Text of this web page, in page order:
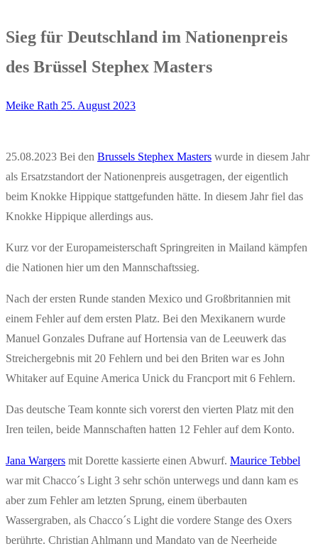
Sieg für Deutschland im Nationenpreis
des Brüssel Stephex Masters
Meike Rath 25. August 2023
25.08.2023 Bei den Brussels Stephex Masters wurde in diesem Jahr
als Ersatzstandort der Nationenpreis ausgetragen, der eigentlich
beim Knokke Hippique stattgefunden hätte. In diesem Jahr fiel das
Knokke Hippique allerdings aus.
Kurz vor der Europameisterschaft Springreiten in Mailand kämpfen
die Nationen hier um den Mannschaftssieg.
Nach der ersten Runde standen Mexico und Großbritannien mit
einem Fehler auf dem ersten Platz. Bei den Mexikanern wurde
Manuel Gonzales Dufrane auf Hortensia van de Leeuwerk das
Streichergebnis mit 20 Fehlern und bei den Briten war es John
Whitaker auf Equine America Unick du Francport mit 6 Fehlern.
Das deutsche Team konnte sich vorerst den vierten Platz mit den
Iren teilen, beide Mannschaften hatten 12 Fehler auf dem Konto.
Jana Wargers mit Dorette kassierte einen Abwurf. Maurice Tebbel
war mit Chacco´s Light 3 sehr schön unterwegs und dann kam es
aber zum Fehler am letzten Sprung, einem überbauten
Wassergraben, als Chacco´s Light die vordere Stange des Oxers
berührte. Christian Ahlmann und Mandato van de Neerheide